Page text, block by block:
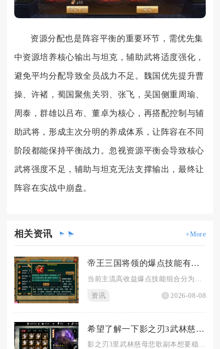
资源分配也是阵容平衡的重要环节，需优先集
中资源培养核心输出与坦克，辅助武将适度强化，
避免平均分配导致全员战力不足。魏国优先提升曹
操、许褚，蜀国聚焦关羽、张飞，吴国侧重周瑜、
周泰，群雄以吕布、董卓为核心，再搭配控制与辅
助武将，形成主次分明的养成体系，让阵容在不同
阶段都能保持平衡战力。忽视资源平衡会导致核心
武将强度不足，辅助与坦克无法支撑输出，最终让
阵容在实战中崩盘。
相关资讯 +More
帝王三国将领的爆点技能有哪些推荐的组合
资讯 2026-08-08
希望了解一下影之刃3武林慈母悲歌的攻略
影之刃3里武林慈母悲歌副本想要稳定通关并高效刷取白山恨歌套装...